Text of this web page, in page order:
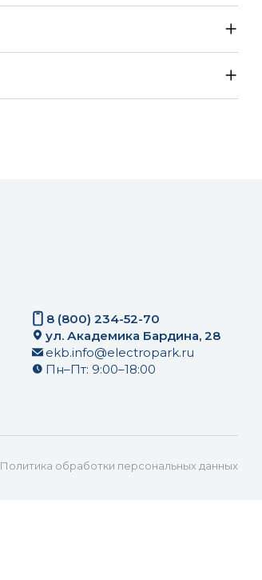
8 (800) 234-52-70
ул. Академика Бардина, 28
ekb.info@electropark.ru
Пн–Пт: 9:00–18:00
Политика обработки персональных данных